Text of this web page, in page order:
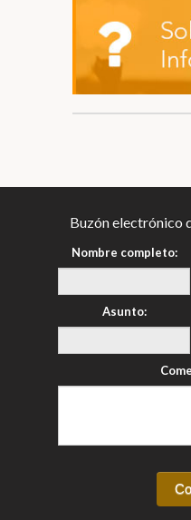
Buzón electrónico
Nombre completo:
Asunto: